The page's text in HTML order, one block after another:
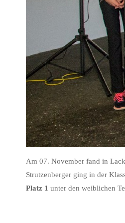
Am 07. November fand in
Strutzenberger ging in der
Platz 1 unter den weiblichen